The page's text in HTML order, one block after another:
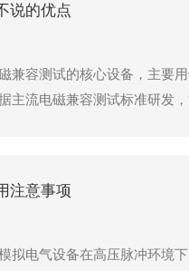
说的优点
兼容测试的核心设备，主要
主流电磁兼容测试标准研发
注意事项
拟电气设备在高压脉冲环境